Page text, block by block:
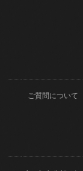
ご質問について